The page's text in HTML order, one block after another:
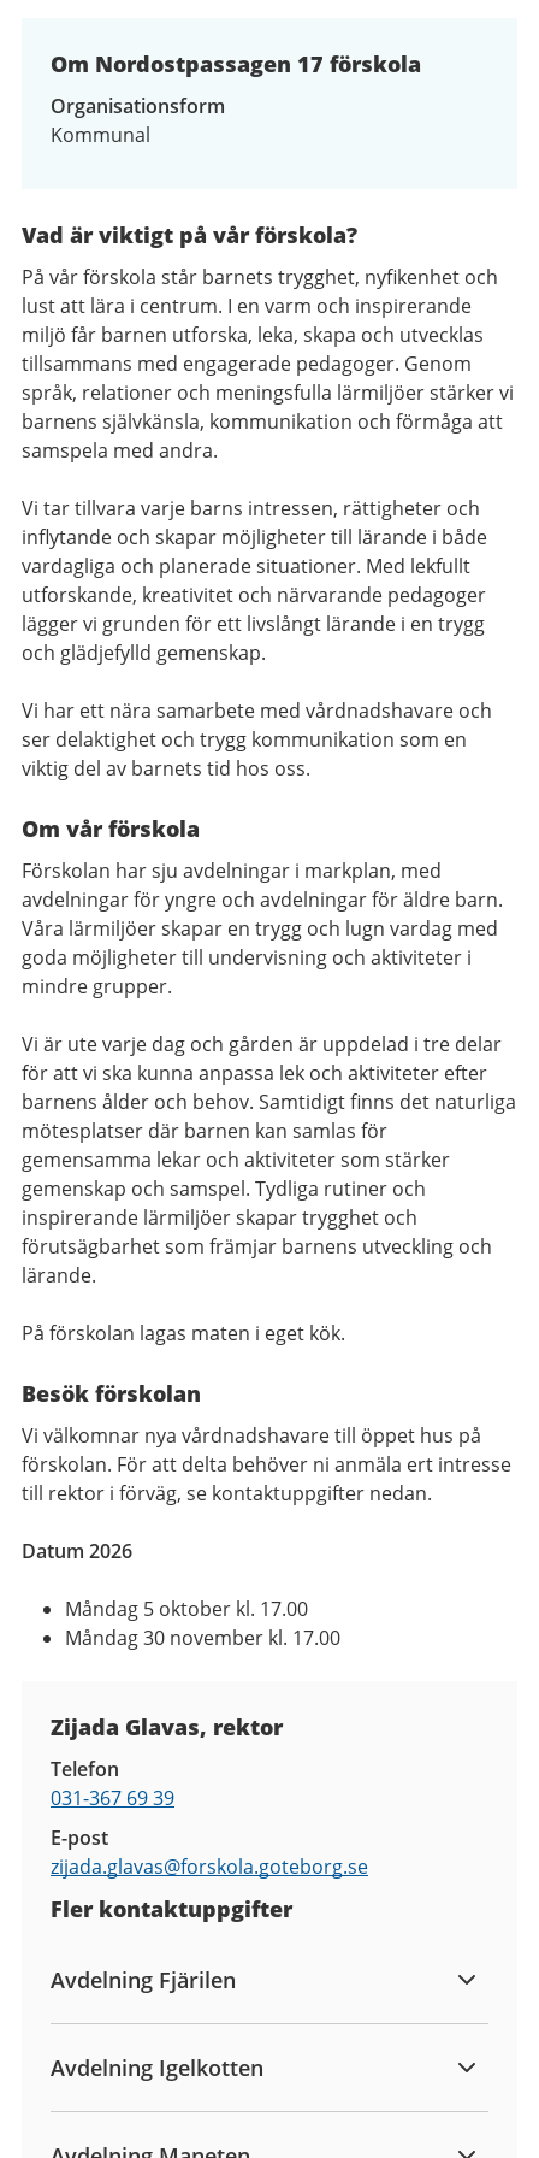
Om Nordostpassagen 17 förskola
Organisationsform
Kommunal
Vad är viktigt på vår förskola?
På vår förskola står barnets trygghet, nyfikenhet och
lust att lära i centrum. I en varm och inspirerande
miljö får barnen utforska, leka, skapa och utvecklas
tillsammans med engagerade pedagoger. Genom
språk, relationer och meningsfulla lärmiljöer stärker vi
barnens självkänsla, kommunikation och förmåga att
samspela med andra.
Vi tar tillvara varje barns intressen, rättigheter och
inflytande och skapar möjligheter till lärande i både
vardagliga och planerade situationer. Med lekfullt
utforskande, kreativitet och närvarande pedagoger
lägger vi grunden för ett livslångt lärande i en trygg
och glädjefylld gemenskap.
Vi har ett nära samarbete med vårdnadshavare och
ser delaktighet och trygg kommunikation som en
viktig del av barnets tid hos oss.
Om vår förskola
Förskolan har sju avdelningar i markplan, med
avdelningar för yngre och avdelningar för äldre barn.
Våra lärmiljöer skapar en trygg och lugn vardag med
goda möjligheter till undervisning och aktiviteter i
mindre grupper.
Vi är ute varje dag och gården är uppdelad i tre delar
för att vi ska kunna anpassa lek och aktiviteter efter
barnens ålder och behov. Samtidigt finns det naturliga
mötesplatser där barnen kan samlas för
gemensamma lekar och aktiviteter som stärker
gemenskap och samspel. Tydliga rutiner och
inspirerande lärmiljöer skapar trygghet och
förutsägbarhet som främjar barnens utveckling och
lärande.
På förskolan lagas maten i eget kök.
Besök förskolan
Vi välkomnar nya vårdnadshavare till öppet hus på
förskolan. För att delta behöver ni anmäla ert intresse
till rektor i förväg, se kontaktuppgifter nedan.
Datum 2026
Måndag 5 oktober kl. 17.00
Måndag 30 november kl. 17.00
Zijada Glavas, rektor
Telefon
031-367 69 39
E-post
zijada.glavas@forskola.goteborg.se
Fler kontaktuppgifter
Avdelning Fjärilen
Avdelning Igelkotten